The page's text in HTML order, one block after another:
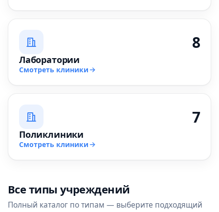
8
Лаборатории
Смотреть клиники
7
Поликлиники
Смотреть клиники
Все типы учреждений
Полный каталог по типам — выберите подходящий